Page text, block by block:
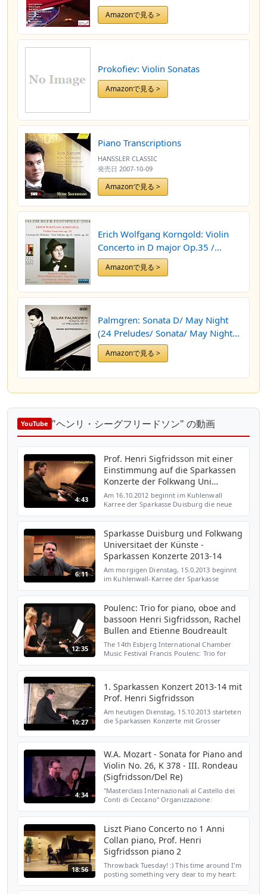
Amazonで見る >
Prokofiev: Violin Sonatas
Amazonで見る >
Piano Transcriptions
HANSSLER CLASSIC
発売日 2007-10-09
Amazonで見る >
Erich Wolfgang Korngold: Violin
Concerto in D major Op.35 /
Gesang der Heliane Op.20 / Vier St
ﾃｼcke Op.11 / Suite Op.23 by
Amazonで見る >
Palmgren: Sonata D/ May Night
(24 Preludes/ Sonata/ May Night)
(Ondine: ODE 1192-2) by Henri
Sigfridsson (2012-06-07)
Amazonで見る >
YouTube "ヘンリ・シーグフリードソン" の動画
4:43
Prof. Henri Sigfridsson mit einer
Einstimmung auf die Sparkassen
Konzerte der Folkwang Uni
Duisburg
Am 16.10.2012 beginnt im Kuhlenwall
Karree der Sparkasse Duisburg die neue
Duisburg. Professor Henri Sigfri...
6:11
Sparkasse Duisburg und Folkwang
Universitaet der Künste -
Sparkassen Konzerte 2013-14
Am morgigen Dienstag, 15.0.2013 beginnt
im Kuhlenwall-Karree der Sparkasse
Reihe macht der musikalische...
12:35
Poulenc: Trio for piano, oboe and
bassoon Henri Sigfridsson, Rachel
Bullen and Etienne Boudreault
The 14th Esbjerg International Chamber
Music Festival Francis Poulenc: Trio for
10:27
1. Sparkassen Konzert 2013-14 mit
Prof. Henri Sigfridsson
Am heutigen Dienstag, 15.10.2013 starteten
die Sparkassen Konzerte mit Grosser
4:34
W.A. Mozart - Sonata for Piano and
Violin No. 26, K 378 - III. Rondeau
(Sigfridsson/Del Re)
"Masterclass Internazionali al Castello dei
Conti di Ceccano" Organizzazione:
Concerto dei Docenti: Piano ...
18:56
Liszt Piano Concerto no 1 Anni
Collan piano, Prof. Henri
Sigfridsson piano 2
Throwback Tuesday! :) This time around I'm
posting something very dear to my heart: